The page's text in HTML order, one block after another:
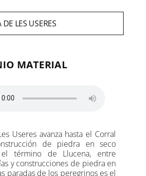
LES USERES
MATERIAL
Useres avanza hasta el Corral
de piedra en seco
término de Llucena, entre
y construcciones de piedra en
paradas de los peregrinos es el